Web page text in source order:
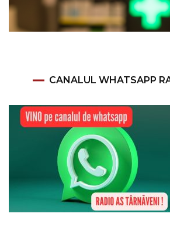
CANALUL WHATSAPP